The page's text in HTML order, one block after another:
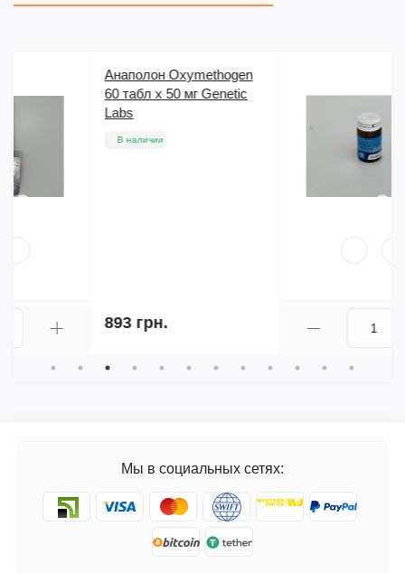
Оксандролон SP
Oxanobol 100 табл х 10 мг
Мы в социальных сетях: